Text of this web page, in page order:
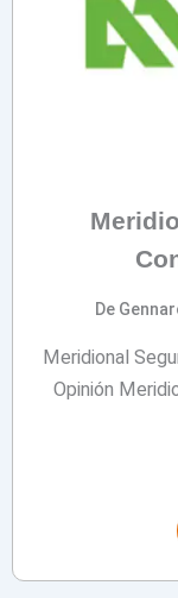
De
Meridional
Opinión